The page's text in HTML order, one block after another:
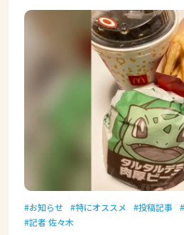
お知らせ 特にオススメ 投稿記事
記者 佐々木